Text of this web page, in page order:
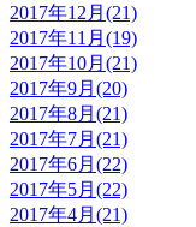
2017年12月(21)
2017年11月(19)
2017年10月(21)
2017年9月(20)
2017年8月(21)
2017年7月(21)
2017年6月(22)
2017年5月(22)
2017年4月(21)